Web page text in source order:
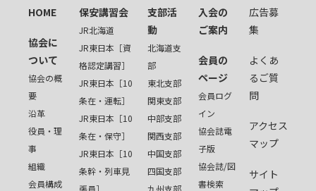
HOME
協会に
ついて
協会の概
要
沿革
役員・理
事
組織
会員構成
保安講習会
JR北海道
JR東日本［資
格認定講習］
JR東日本［10
条在・運転］
JR東日本［10
条在・保守］
JR東日本［10
条幹・列車見
張員］
支部活
動
北海道支
部
東北支部
関東支部
中部支部
関西支部
中国支部
四国支部
九州支部
入会の
ご案内
会員の
ページ
会員ログ
イン
協会誌電
子版
協会誌/図
書検索
広告募
集
よくあ
るご質
問
アクセス
マップ
サイト